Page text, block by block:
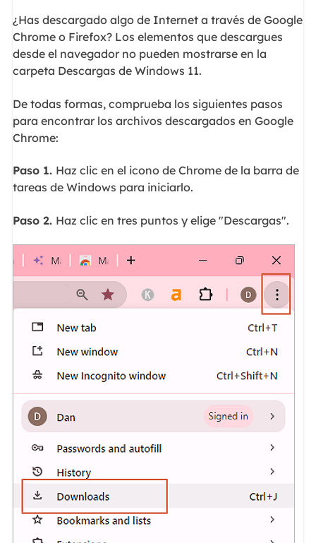
¿Has descargado algo de Internet a través de Google
Chrome o Firefox? Los elementos que descargues
desde el navegador no pueden mostrarse en la
carpeta Descargas de Windows 11.
De todas formas, comprueba los siguientes pasos
para encontrar los archivos descargados en Google
Chrome:
Paso 1. Haz clic en el icono de Chrome de la barra de
tareas de Windows para iniciarlo.
Paso 2. Haz clic en tres puntos y elige "Descargas".